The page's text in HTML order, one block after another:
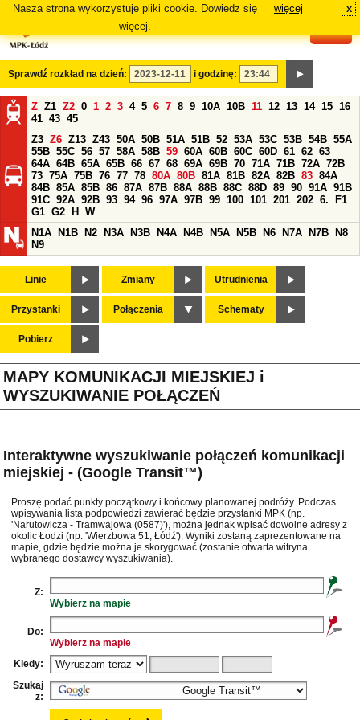
Nasza strona wykorzystuje pliki cookie. Dowiedz się
więcej.
więcej x
Sprawdź rozkład na dzień: i godzinę:
Z Z1 Z2 0 1 2 3 4 5 6 7 8 9 10A 10B 11 12 13 14 15 16
41 43 45
Z3 Z6 Z13 Z43 50A 50B 51A 51B 52 53A 53C 53B 54B 55A
55B 55C 56 57 58A 58B 59 60A 60B 60C 60D 61 62 63
64A 64B 65A 65B 66 67 68 69A 69B 70 71A 71B 72A 72B
73 75A 75B 76 77 78 80A 80B 81A 81B 82A 82B 83 84A
84B 85A 85B 86 87A 87B 88A 88B 88C 88D 89 90 91A 91B
91C 92A 92B 93 94 96 97A 97B 99 100 101 201 202 6.
F1
G1 G2 H
W
N1A
N1B N2 N3A N3B N4A N4B N5A N5B N6 N7A N7B
N8
N9
Linie Zmiany Utrudnienia
Przystanki Połączenia Schematy
Pobierz
MAPY KOMUNIKACJI MIEJSKIEJ i
WYSZUKIWANIE POŁĄCZEŃ
Interaktywne wyszukiwanie połączeń komunikacji
miejskiej - (Google Transit™)
Proszę podać punkty początkowy i końcowy planowanej podróży. Podczas
wpisywania lista podpowiedzi zawierać będzie przystanki MPK (np.
'Narutowicza - Tramwajowa (0587)'), można jednak wpisać dowolne adresy z
okolic Łodzi (np. 'Wierzbowa 51, Łódź'). Wyniki zostaną zaprezentowane na
mapie, gdzie będzie można je skorygować (zostanie otwarta witryna
wybranego dostawcy wyszukiwania).
Z:
Wybierz na mapie
Do:
Wybierz na mapie
Kiedy:
Szukaj
z: